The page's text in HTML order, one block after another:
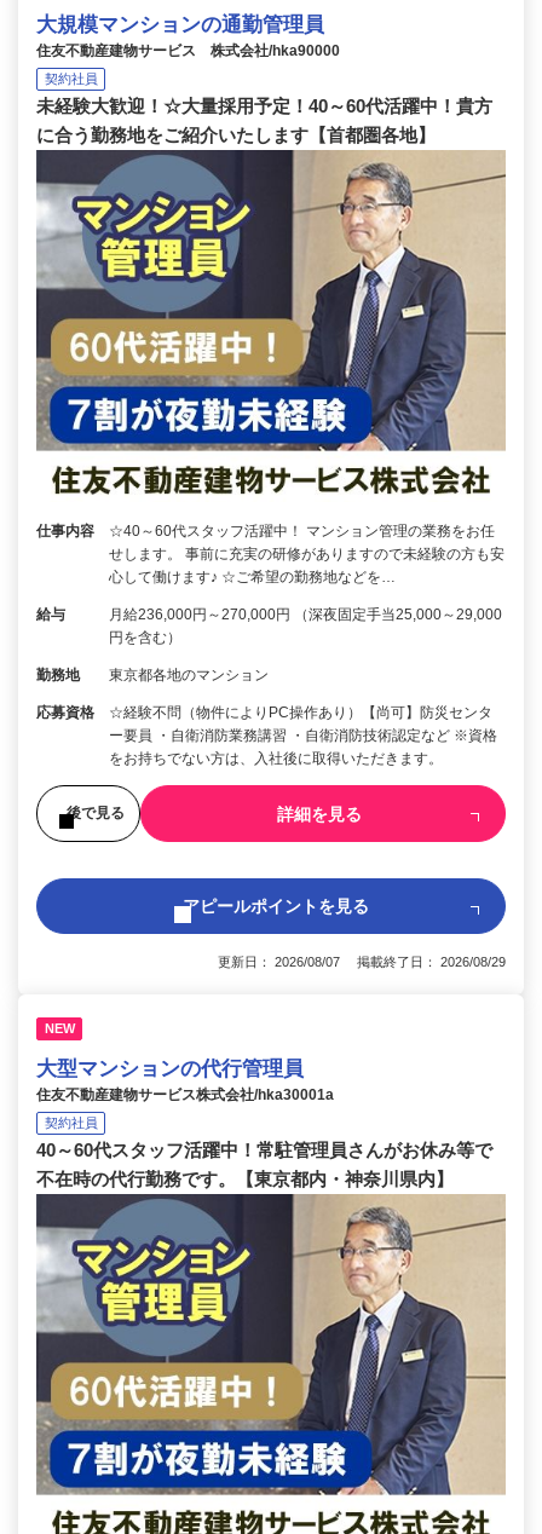
大規模マンションの通勤管理員
住友不動産建物サービス 株式会社/hka90000
契約社員
未経験大歓迎！☆大量採用予定！40～60代活躍中！貴方
に合う勤務地をご紹介いたします【首都圏各地】
仕事内容
☆40～60代スタッフ活躍中！ マンション管理の業務をお任
せします。 事前に充実の研修がありますので未経験の方も安
心して働けます♪ ☆ご希望の勤務地などを…
給与
月給236,000円～270,000円 （深夜固定手当25,000～29,000
円を含む）
勤務地 東京都各地のマンション
応募資格
☆経験不問（物件によりPC操作あり）【尚可】防災センタ
ー要員 ・自衛消防業務講習 ・自衛消防技術認定など ※資格
をお持ちでない方は、入社後に取得いただきます。
後で見る 詳細を見る
アピールポイントを見る
更新日： 2026/08/07 掲載終了日： 2026/08/29
NEW
大型マンションの代行管理員
住友不動産建物サービス株式会社/hka30001a
契約社員
40～60代スタッフ活躍中！常駐管理員さんがお休み等で
不在時の代行勤務です。【東京都内・神奈川県内】